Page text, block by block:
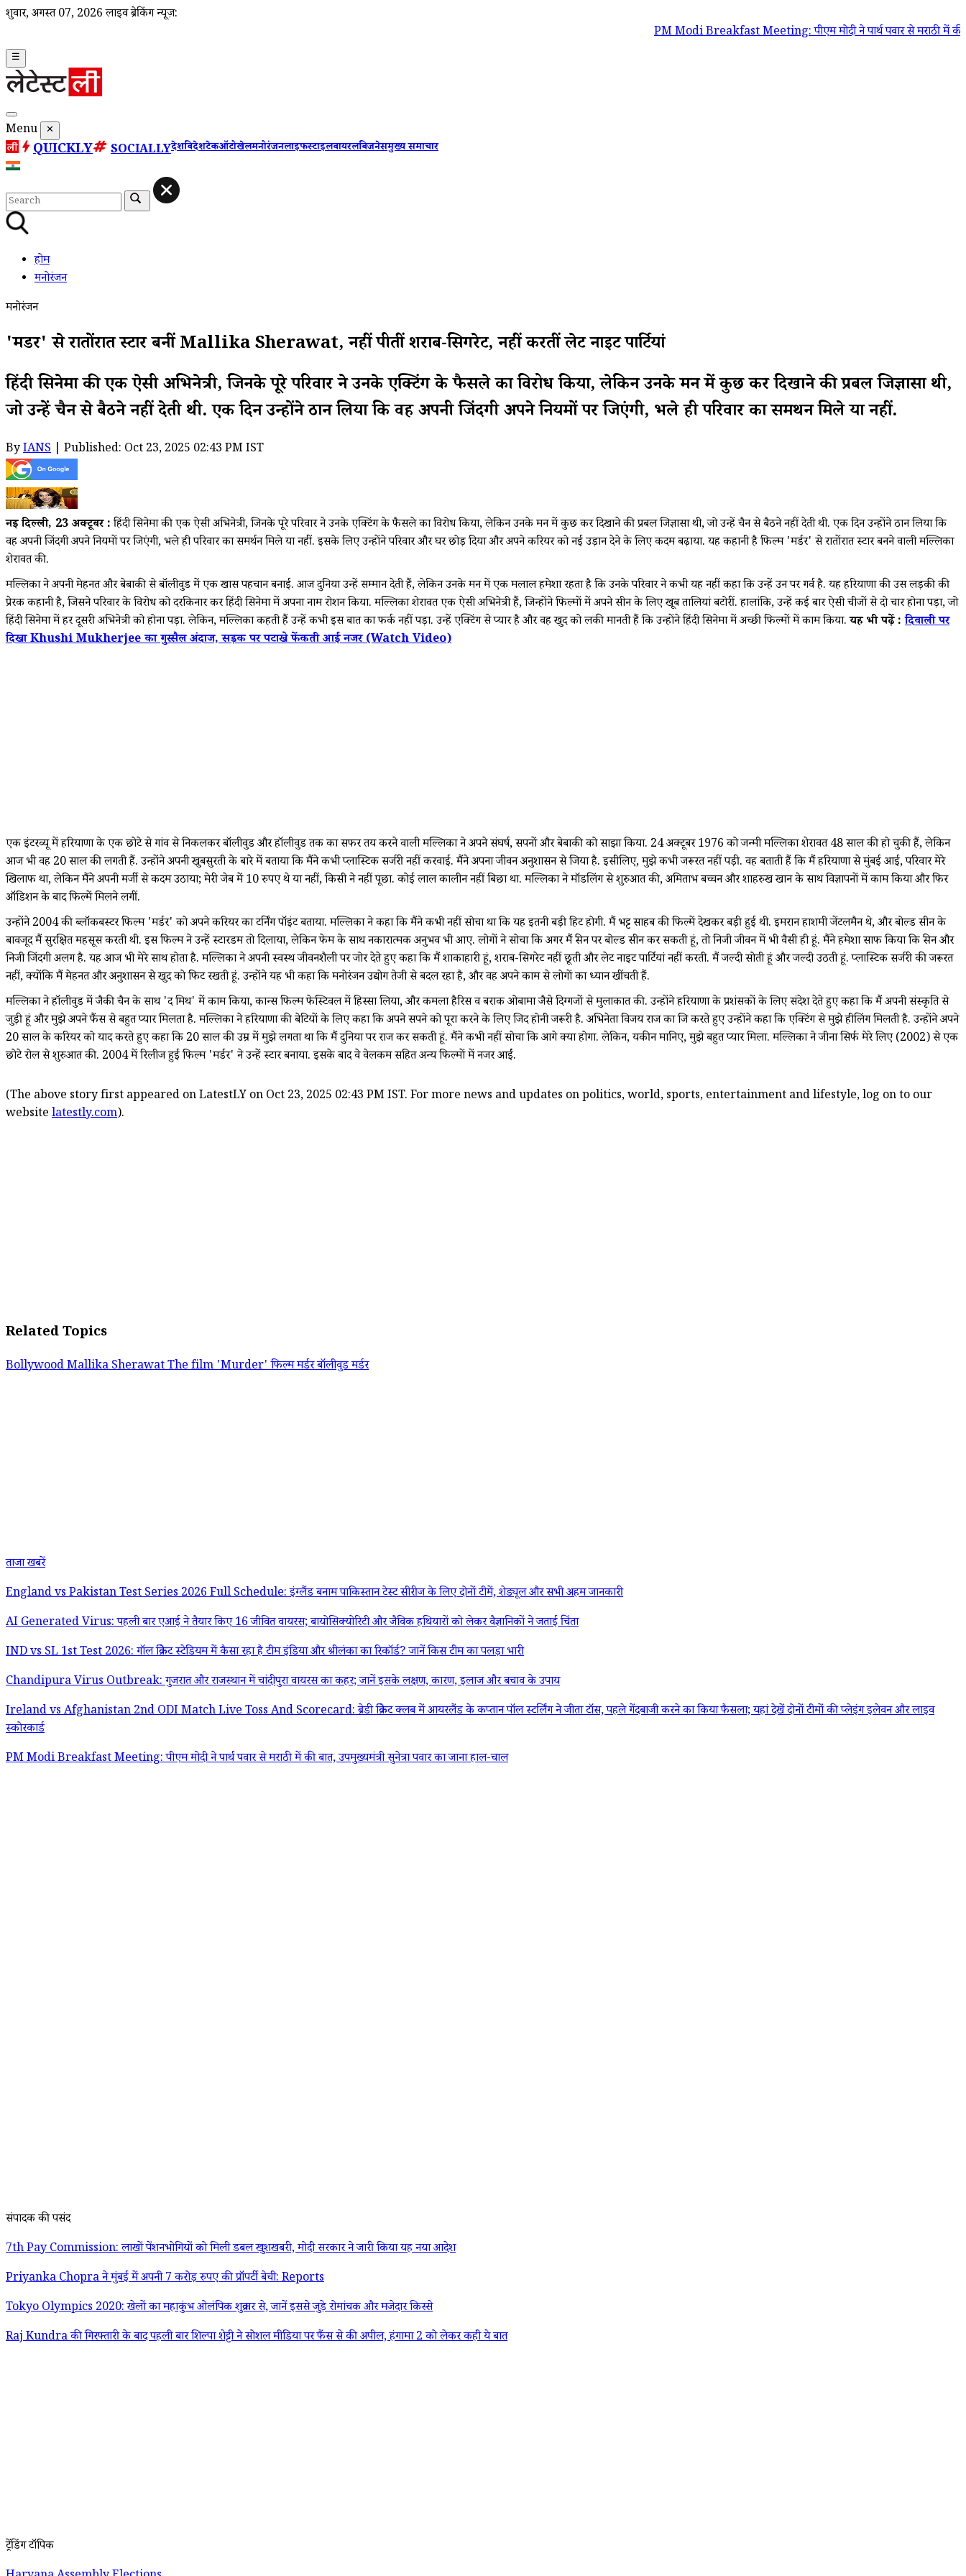
शुक्रवार, अगस्त 07, 2026 लाइव ब्रेकिंग न्यूज़:
PM Modi Breakfast Meeting: पीएम मोदी ने पार्थ पवार से मराठी में की बात,
☰
Menu ✕
QUICKLY SOCIALLYदेशविदेशटेकऑटोखेलमनोरंजनलाइफस्टाइलवायरलबिजनेसमुख्य समाचार
होम
मनोरंजन
मनोरंजन
'मर्डर' से रातोंरात स्टार बनीं Mallika Sherawat, नहीं पीतीं शराब-सिगरेट, नहीं करतीं लेट नाइट पार्टियां
हिंदी सिनेमा की एक ऐसी अभिनेत्री, जिनके पूरे परिवार ने उनके एक्टिंग के फैसले का विरोध किया, लेकिन उनके मन में कुछ कर दिखाने की प्रबल जिज्ञासा थी,
जो उन्हें चैन से बैठने नहीं देती थी. एक दिन उन्होंने ठान लिया कि वह अपनी जिंदगी अपने नियमों पर जिएंगी, भले ही परिवार का समर्थन मिले या नहीं.
ByIANS | Published: Oct 23, 2025 02:43 PM IST
नई दिल्ली, 23 अक्टूबर :हिंदी सिनेमा की एक ऐसी अभिनेत्री, जिनके पूरे परिवार ने उनके एक्टिंग के फैसले का विरोध किया, लेकिन उनके मन में कुछ कर दिखाने की प्रबल जिज्ञासा थी, जो उन्हें चैन से बैठने नहीं देती थी. एक दिन उन्होंने ठान लिया कि
वह अपनी जिंदगी अपने नियमों पर जिएंगी, भले ही परिवार का समर्थन मिले या नहीं. इसके लिए उन्होंने परिवार और घर छोड़ दिया और अपने करियर को नई उड़ान देने के लिए कदम बढ़ाया. यह कहानी है फिल्म 'मर्डर' से रातोंरात स्टार बनने वाली मल्लिका
शेरावत की.
मल्लिका ने अपनी मेहनत और बेबाकी से बॉलीवुड में एक खास पहचान बनाई. आज दुनिया उन्हें सम्मान देती हैं, लेकिन उनके मन में एक मलाल हमेशा रहता है कि उनके परिवार ने कभी यह नहीं कहा कि उन्हें उन पर गर्व है. यह हरियाणा की उस लड़की की
प्रेरक कहानी है, जिसने परिवार के विरोध को दरकिनार कर हिंदी सिनेमा में अपना नाम रोशन किया. मल्लिका शेरावत एक ऐसी अभिनेत्री हैं, जिन्होंने फिल्मों में अपने सीन के लिए खूब तालियां बटोरीं. हालांकि, उन्हें कई बार ऐसी चीजों से दो चार होना पड़ा, जो
हिंदी सिनेमा में हर दूसरी अभिनेत्री को होना पड़ा. लेकिन, मल्लिका कहती हैं उन्हें कभी इस बात का फर्क नहीं पड़ा. उन्हें एक्टिंग से प्यार है और वह खुद को लकी मानती हैं कि उन्होंने हिंदी सिनेमा में अच्छी फिल्मों में काम किया.यह भी पढ़ें :दिवाली पर
दिखा Khushi Mukherjee का गुस्सैल अंदाज, सड़क पर पटाखे फेंकती आईं नजर (Watch Video)
एक इंटरव्यू में हरियाणा के एक छोटे से गांव से निकलकर बॉलीवुड और हॉलीवुड तक का सफर तय करने वाली मल्लिका ने अपने संघर्ष, सपनों और बेबाकी को साझा किया. 24 अक्टूबर 1976 को जन्मी मल्लिका शेरावत 48 साल की हो चुकी हैं, लेकिन
आज भी वह 20 साल की लगती हैं. उन्होंने अपनी खुबसुरती के बारे में बताया कि मैंने कभी प्लास्टिक सर्जरी नहीं करवाई. मैंने अपना जीवन अनुशासन से जिया है. इसीलिए, मुझे कभी जरूरत नहीं पड़ी. वह बताती हैं कि मैं हरियाणा से मुंबई आई, परिवार मेरे
खिलाफ था, लेकिन मैंने अपनी मर्जी से कदम उठाया; मेरी जेब में 10 रुपए थे या नहीं, किसी ने नहीं पूछा. कोई लाल कालीन नहीं बिछा था. मल्लिका ने मॉडलिंग से शुरुआत की, अमिताभ बच्चन और शाहरुख खान के साथ विज्ञापनों में काम किया और फिर
ऑडिशन के बाद फिल्में मिलने लगीं.
उन्होंने 2004 की ब्लॉकबस्टर फिल्म 'मर्डर' को अपने करियर का टर्निंग पॉइंट बताया. मल्लिका ने कहा कि मैंने कभी नहीं सोचा था कि यह इतनी बड़ी हिट होगी. मैं भट्ट साहब की फिल्में देखकर बड़ी हुई थी. इमरान हाशमी जेंटलमैन थे, और बोल्ड सीन के
बावजूद मैं सुरक्षित महसूस करती थी. इस फिल्म ने उन्हें स्टारडम तो दिलाया, लेकिन फेम के साथ नकारात्मक अनुभव भी आए. लोगों ने सोचा कि अगर मैं स्क्रीन पर बोल्ड सीन कर सकती हूं, तो निजी जीवन में भी वैसी ही हूं. मैंने हमेशा साफ किया कि स्क्रीन और
निजी जिंदगी अलग है. यह आज भी मेरे साथ होता है. मल्लिका ने अपनी स्वस्थ जीवनशैली पर जोर देते हुए कहा कि मैं शाकाहारी हूं, शराब-सिगरेट नहीं छूती और लेट नाइट पार्टियां नहीं करती. मैं जल्दी सोती हूं और जल्दी उठती हूं. प्लास्टिक सर्जरी की जरूरत
नहीं, क्योंकि मैं मेहनत और अनुशासन से खुद को फिट रखती हूं. उन्होंने यह भी कहा कि मनोरंजन उद्योग तेजी से बदल रहा है, और वह अपने काम से लोगों का ध्यान खींचती हैं.
मल्लिका ने हॉलीवुड में जैकी चैन के साथ 'द मिथ' में काम किया, कान्स फिल्म फेस्टिवल में हिस्सा लिया, और कमला हैरिस व बराक ओबामा जैसे दिग्गजों से मुलाकात की. उन्होंने हरियाणा के प्रशंसकों के लिए संदेश देते हुए कहा कि मैं अपनी संस्कृति से
जुड़ी हूं और मुझे अपने फैंस से बहुत प्यार मिलता है. मल्लिका ने हरियाणा की बेटियों के लिए कहा कि अपने सपने को पूरा करने के लिए जिद होनी जरूरी है. अभिनेता विजय राज का जिक्र करते हुए उन्होंने कहा कि एक्टिंग से मुझे हीलिंग मिलती है. उन्होंने अपने
20 साल के करियर को याद करते हुए कहा कि 20 साल की उम्र में मुझे लगता था कि मैं दुनिया पर राज कर सकती हूं. मैंने कभी नहीं सोचा कि आगे क्या होगा. लेकिन, यकीन मानिए, मुझे बहुत प्यार मिला. मल्लिका ने जीना सिर्फ मेरे लिए (2002) से एक
छोटे रोल से शुरुआत की. 2004 में रिलीज हुई फिल्म 'मर्डर' ने उन्हें स्टार बनाया. इसके बाद वे वेलकम सहित अन्य फिल्मों में नजर आईं.
(The above story first appeared on LatestLY on Oct 23, 2025 02:43 PM IST. For more news and updates on politics, world, sports, entertainment and lifestyle, log on to our
website latestly.com).
Related Topics
BollywoodMallika SherawatThe film 'Murder'फिल्म मर्डरबॉलीवुडमर्डर
ताजा खबरें
England vs Pakistan Test Series 2026 Full Schedule: इंग्लैंड बनाम पाकिस्तान टेस्ट सीरीज के लिए दोनों टीमें, शेड्यूल और सभी अहम जानकारी
AI Generated Virus: पहली बार एआई ने तैयार किए 16 जीवित वायरस; बायोसिक्योरिटी और जैविक हथियारों को लेकर वैज्ञानिकों ने जताई चिंता
IND vs SL 1st Test 2026: गॉल क्रिकेट स्टेडियम में कैसा रहा है टीम इंडिया और श्रीलंका का रिकॉर्ड? जानें किस टीम का पलड़ा भारी
Chandipura Virus Outbreak: गुजरात और राजस्थान में चांदीपुरा वायरस का कहर; जानें इसके लक्षण, कारण, इलाज और बचाव के उपाय
Ireland vs Afghanistan 2nd ODI Match Live Toss And Scorecard: ब्रेडी क्रिकेट क्लब में आयरलैंड के कप्तान पॉल स्टर्लिंग ने जीता टॉस, पहले गेंदबाजी करने का किया फैसला; यहां देखें दोनों टीमों की प्लेइंग इलेवन और लाइव
स्कोरकार्ड
PM Modi Breakfast Meeting: पीएम मोदी ने पार्थ पवार से मराठी में की बात, उपमुख्यमंत्री सुनेत्रा पवार का जाना हाल-चाल
संपादक की पसंद
7th Pay Commission: लाखों पेंशनभोगियों को मिली डबल खुशखबरी, मोदी सरकार ने जारी किया यह नया आदेश
Priyanka Chopra ने मुंबई में अपनी 7 करोड़ रुपए की प्रॉपर्टी बेची: Reports
Tokyo Olympics 2020: खेलों का महाकुंभ ओलंपिक शुक्रवार से, जानें इससे जुड़े रोमांचक और मजेदार किस्से
Raj Kundra की गिरफ्तारी के बाद पहली बार शिल्पा शेट्टी ने सोशल मीडिया पर फैंस से की अपील, हंगामा 2 को लेकर कही ये बात
ट्रेंडिंग टॉपिक